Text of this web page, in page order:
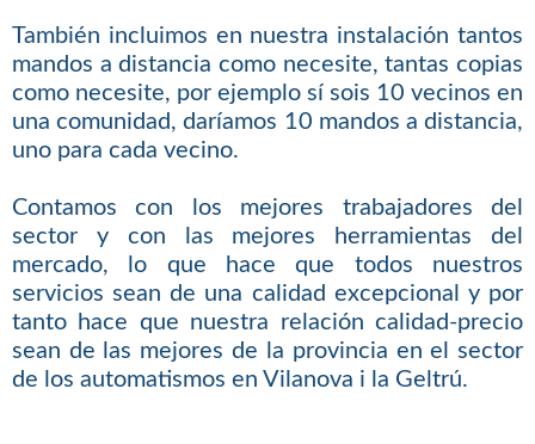
También incluimos en nuestra instalación tantos
mandos a distancia como necesite, tantas copias
como necesite, por ejemplo sí sois 10 vecinos en
una comunidad, daríamos 10 mandos a distancia,
uno para cada vecino.
Contamos con los mejores trabajadores del
sector y con las mejores herramientas del
mercado, lo que hace que todos nuestros
servicios sean de una calidad excepcional y por
tanto hace que nuestra relación calidad-precio
sean de las mejores de la provincia en el sector
de los automatismos en Vilanova i la Geltrú.